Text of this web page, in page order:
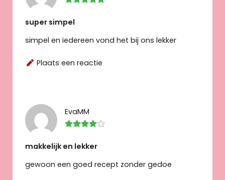
super simpel
simpel en iedereen vond het bij ons lekker
Plaats een reactie
EvaMM
makkelijk en lekker
gewoon een goed recept zonder gedoe